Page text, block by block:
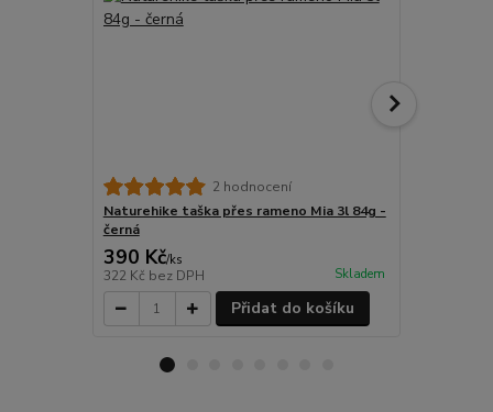
2 hodnocení
Naturehike taška přes rameno Mia 3l 84g -
černá
390 Kč/ks
322 Kč bez DPH Skladem
Přidat do košíku